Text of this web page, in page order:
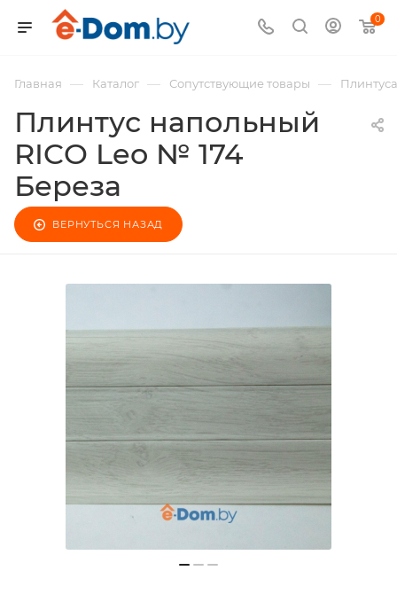
0
Главная — Каталог — Сопутствующие товары — Плинтуса
Плинтус напольный
RICO Leo № 174
Береза
ВЕРНУТЬСЯ НАЗАД